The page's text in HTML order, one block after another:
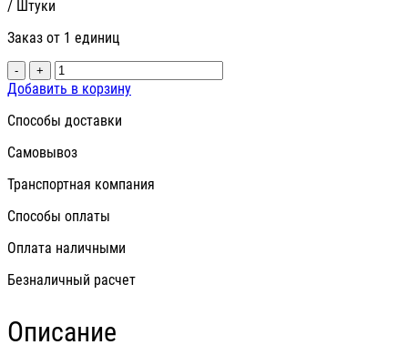
/ Штуки
Заказ от 1 единиц
- +
Добавить в корзину
Способы доставки
Самовывоз
Транспортная компания
Способы оплаты
Оплата наличными
Безналичный расчет
Описание